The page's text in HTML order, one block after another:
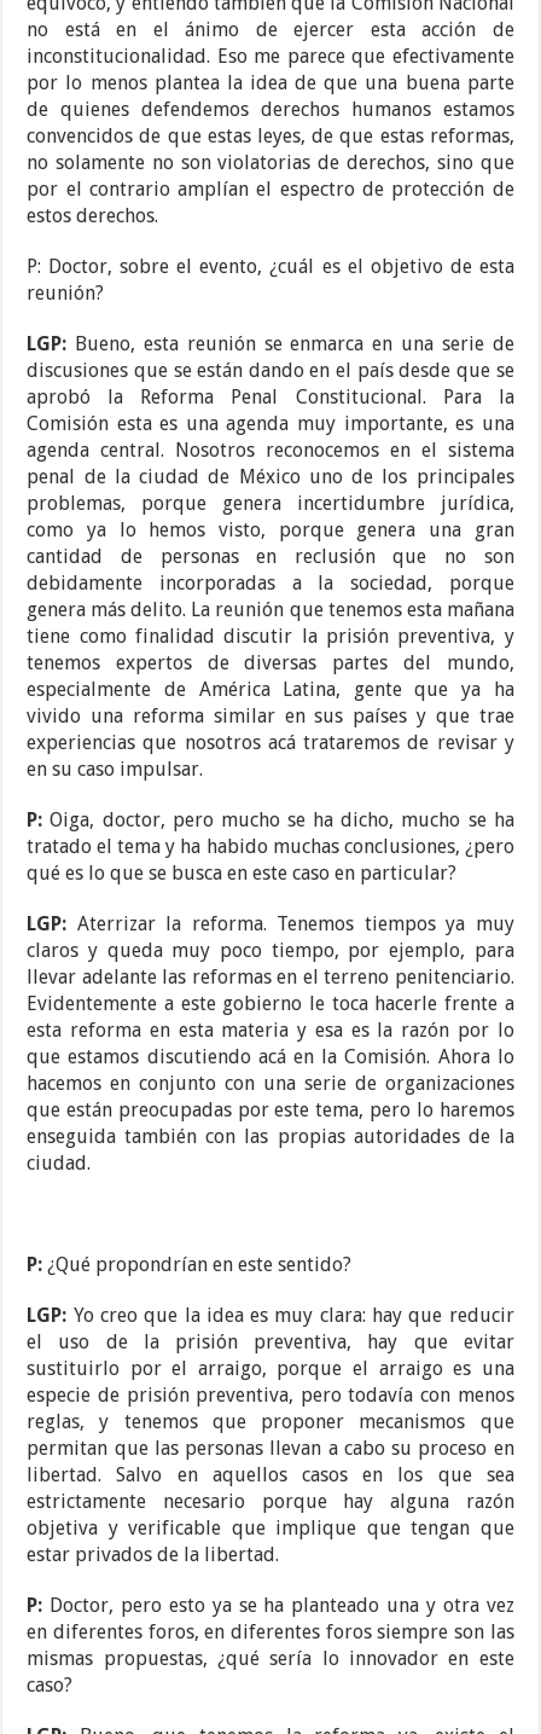
no está en el ánimo de ejercer esta acción de
inconstitucionalidad. Eso me parece que efectivamente
por lo menos plantea la idea de que una buena parte
de quienes defendemos derechos humanos estamos
convencidos de que estas leyes, de que estas reformas,
no solamente no son violatorias de derechos, sino que
por el contrario amplían el espectro de protección de
estos derechos.
P: Doctor, sobre el evento, ¿cuál es el objetivo de esta
reunión?
LGP: Bueno, esta reunión se enmarca en una serie de
discusiones que se están dando en el país desde que se
aprobó la Reforma Penal Constitucional. Para la
Comisión esta es una agenda muy importante, es una
agenda central. Nosotros reconocemos en el sistema
penal de la ciudad de México uno de los principales
problemas, porque genera incertidumbre jurídica,
como ya lo hemos visto, porque genera una gran
cantidad de personas en reclusión que no son
debidamente incorporadas a la sociedad, porque
genera más delito. La reunión que tenemos esta mañana
tiene como finalidad discutir la prisión preventiva, y
tenemos expertos de diversas partes del mundo,
especialmente de América Latina, gente que ya ha
vivido una reforma similar en sus países y que trae
experiencias que nosotros acá trataremos de revisar y
en su caso impulsar.
P:Oiga, doctor, pero mucho se ha dicho, mucho se ha
tratado el tema y ha habido muchas conclusiones, ¿pero
qué es lo que se busca en este caso en particular?
LGP: Aterrizar la reforma. Tenemos tiempos ya muy
claros y queda muy poco tiempo, por ejemplo, para
llevar adelante las reformas en el terreno penitenciario.
Evidentemente a este gobierno le toca hacerle frente a
esta reforma en esta materia y esa es la razón por lo
que estamos discutiendo acá en la Comisión. Ahora lo
hacemos en conjunto con una serie de organizaciones
que están preocupadas por este tema, pero lo haremos
enseguida también con las propias autoridades de la
ciudad.
P:¿Qué propondrían en este sentido?
LGP: Yo creo que la idea es muy clara: hay que reducir
el uso de la prisión preventiva, hay que evitar
sustituirlo por el arraigo, porque el arraigo es una
especie de prisión preventiva, pero todavía con menos
reglas, y tenemos que proponer mecanismos que
permitan que las personas llevan a cabo su proceso en
libertad. Salvo en aquellos casos en los que sea
estrictamente necesario porque hay alguna razón
objetiva y verificable que implique que tengan que
estar privados de la libertad.
P: Doctor, pero esto ya se ha planteado una y otra vez
en diferentes foros, en diferentes foros siempre son las
mismas propuestas, ¿qué sería lo innovador en este
caso?